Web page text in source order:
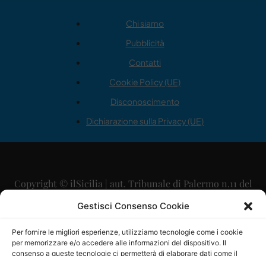
Gestisci Consenso Cookie
Per fornire le migliori esperienze, utilizziamo tecnologie come i cookie
per memorizzare e/o accedere alle informazioni del dispositivo. Il
consenso a queste tecnologie ci permetterà di elaborare dati come il
Chi siamo
Pubblicità
Contatti
Cookie Policy (UE)
Disconoscimento
Dichiarazione sulla Privacy (UE)
Copyright © ilSicilia | aut. Tribunale di Palermo n.11 del
29/09/2015
Direttore Editoriale: Maurizio Scaglione